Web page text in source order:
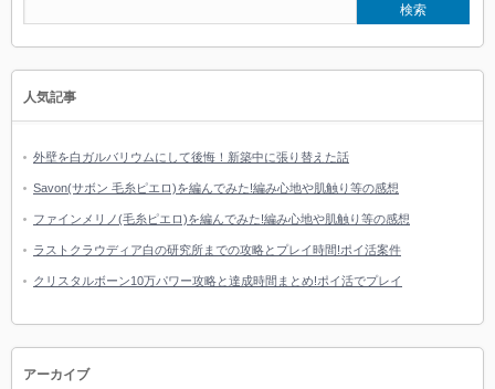
人気記事
外壁を白ガルバリウムにして後悔！新築中に張り替えた話
Savon(サボン 毛糸ピエロ)を編んでみた!編み心地や肌触り等の感想
ファインメリノ(毛糸ピエロ)を編んでみた!編み心地や肌触り等の感想
ラストクラウディア白の研究所までの攻略とプレイ時間!ポイ活案件
クリスタルボーン10万パワー攻略と達成時間まとめ!ポイ活でプレイ
アーカイブ